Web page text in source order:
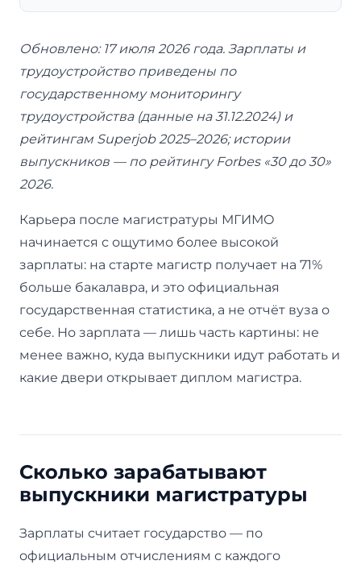
Обновлено: 17 июля 2026 года. Зарплаты и
трудоустройство приведены по
государственному мониторингу
трудоустройства (данные на 31.12.2024) и
рейтингам Superjob 2025–2026; истории
выпускников — по рейтингу Forbes «30 до 30»
2026.
Карьера после магистратуры МГИМО
начинается с ощутимо более высокой
зарплаты: на старте магистр получает на 71%
больше бакалавра, и это официальная
государственная статистика, а не отчёт вуза о
себе. Но зарплата — лишь часть картины: не
менее важно, куда выпускники идут работать и
какие двери открывает диплом магистра.
Сколько зарабатывают
выпускники магистратуры
Зарплаты считает государство — по
официальным отчислениям с каждого